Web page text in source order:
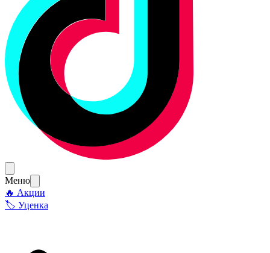
Меню
🔥 Акции
🏷 Уценка